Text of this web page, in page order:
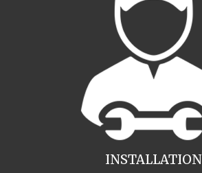
INSTALLATION